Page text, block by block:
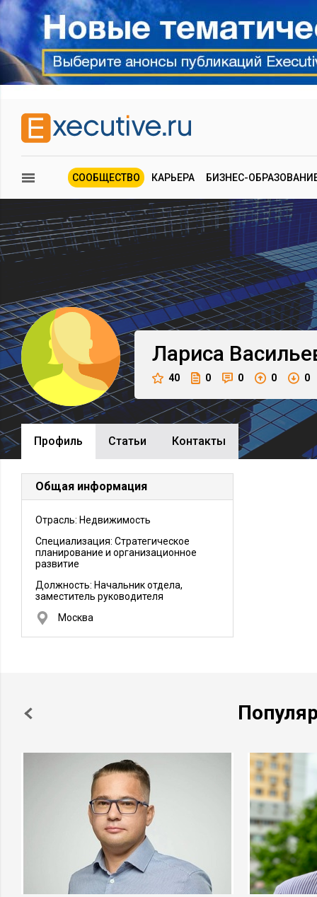
СООБЩЕСТВО КАРЬЕРА БИЗНЕС-
Лариса
40 0 0 0 0
Профиль Cтатьи Контакты
Общая информация
Отрасль: Недвижимость
Специализация: Стратегическое
планирование и организационное
развитие
Должность: Начальник отдела,
заместитель руководителя
Москва